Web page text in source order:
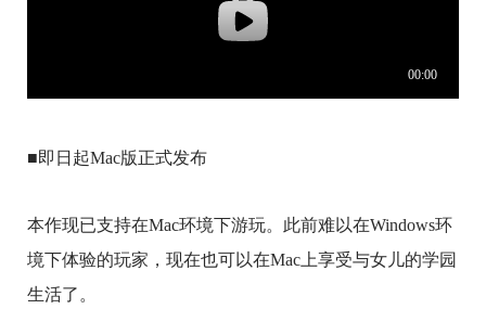
■即日起Mac版正式发布
本作现已支持在Mac环境下游玩。此前难以在Windows环
境下体验的玩家，现在也可以在Mac上享受与女儿的学园
生活了。